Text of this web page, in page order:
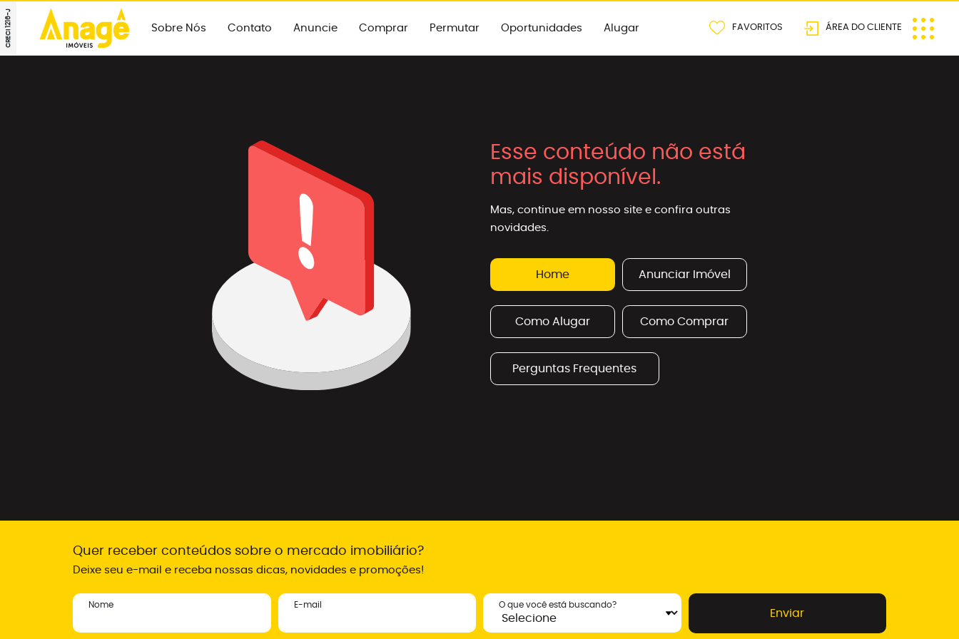
CRECI 1216-J Sobre Nós Contato Anuncie Comprar Permutar Oportunidades Alugar FAVORITOS ÁREA DO CLIENTE
Esse conteúdo não está
mais disponível.
Mas, continue em nosso site e confira outras
novidades.
Home Anunciar Imóvel
Como Alugar Como Comprar
Perguntas Frequentes
Quer receber conteúdos sobre o mercado imobiliário?
Deixe seu e-mail e receba nossas dicas, novidades e promoções!
Nome E-mail O que você está buscando?
Enviar